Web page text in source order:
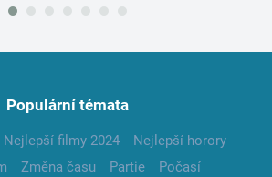
Populární témata
Nejlepší filmy 2024
Nejlepší horory
Změna času Partie
Počasí